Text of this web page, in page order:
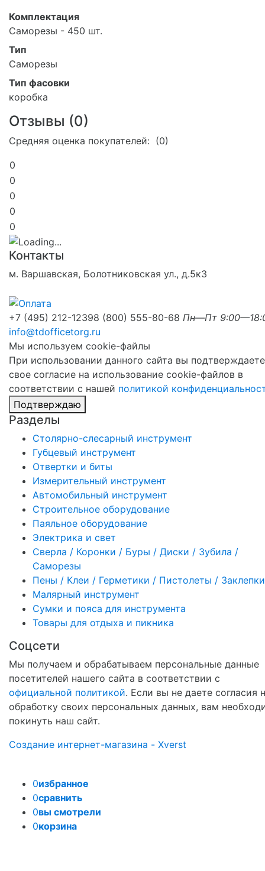
Комплектация
Саморезы - 450 шт.
Тип
Саморезы
Тип фасовки
коробка
Отзывы (0)
Средняя оценка покупателей: (0)
0
0
0
0
0
Контакты
м. Варшавская, Болотниковская ул., д.5к3
+7 (495) 212-12398 (800) 555-80-68 Пн—Пт
info@tdofficetorg.ru
Мы используем cookie-файлы
При использовании данного сайта вы подтверждаете
свое согласие на использование cookie-файлов в
соответствии с нашей политикой
Подтверждаю
Разделы
Столярно-слесарный инструмент
Губцевый инструмент
Отвертки и биты
Измерительный инструмент
Автомобильный инструмент
Строительное оборудование
Паяльное оборудование
Электрика и свет
Сверла / Коронки / Буры / Диски / Зубила /
Саморезы
Пены / Клеи / Герметики / Пистолеты / Заклепки
Малярный инструмент
Сумки и пояса для инструмента
Товары для отдыха и пикника
Соцсети
Мы получаем и обрабатываем персональные данные
посетителей нашего сайта в соответствии с
официальной политикой. Если вы не даете согласия
обработку своих персональных данных, вам
покинуть наш сайт.
Создание интернет-магазина - Xverst
0избранное
0сравнить
0вы смотрели
0корзина